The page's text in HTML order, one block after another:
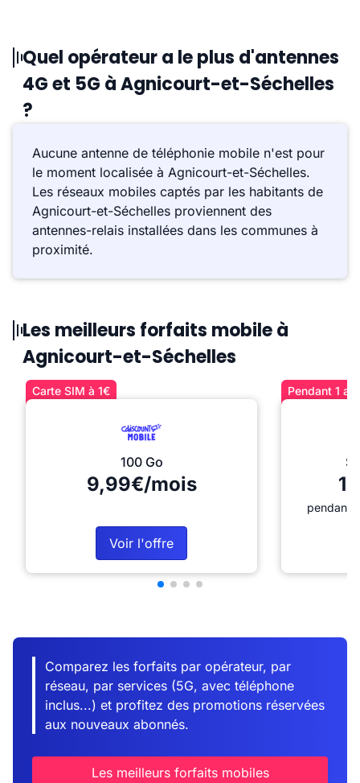
Quel opérateur a le plus d'antennes
4G et 5G à Agnicourt-et-Séchelles
?
Aucune antenne de téléphonie mobile n'est pour
le moment localisée à Agnicourt-et-Séchelles.
Les réseaux mobiles captés par les habitants de
Agnicourt-et-Séchelles proviennent des
antennes-relais installées dans les communes à
proximité.
Les meilleurs forfaits mobile à
Agnicourt-et-Séchelles
Carte SIM à 1€
100 Go
9,99€/mois
Voir l'offre
Pendant 1
pendant
Comparez les forfaits par opérateur, par
réseau, par services (5G, avec téléphone
inclus...) et profitez des promotions réservées
aux nouveaux abonnés.
Les meilleurs forfaits mobiles